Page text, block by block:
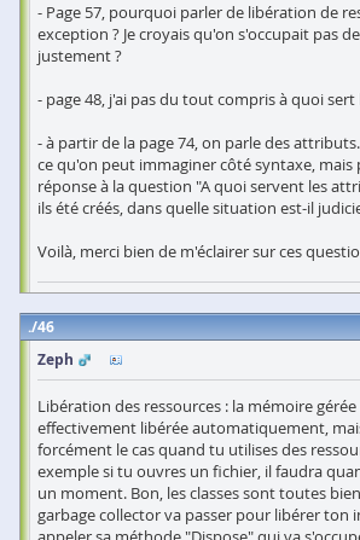
- Page 57, pourquoi parler de libération de
exception ? Je croyais qu'on s'occupait pas
justement ?
- page 48, j'ai pas du tout compris à quoi
- à partir de la page 74, on parle des
ce qu'on peut immaginer côté syntaxe, mais
réponse à la question "A quoi servent les
ils été créés, dans quelle situation est-il
Voilà, merci bien de m'éclairer sur ces
46
Zeph
Libération des ressources : la mémoire gérée
effectivement libérée automatiquement,
forcément le cas quand tu utilises des
exemple si tu ouvres un fichier, il faudra
un moment. Bon, les classes sont toutes
garbage collector va passer pour libérer ton